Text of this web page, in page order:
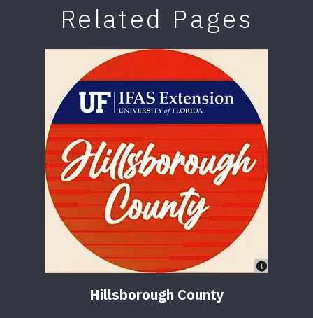
Related Pages
Hillsborough County